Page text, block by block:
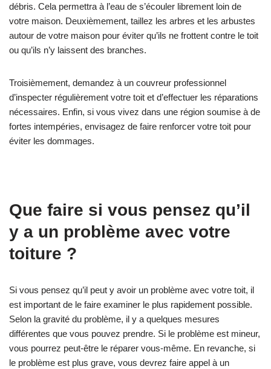
débris. Cela permettra à l’eau de s’écouler librement loin de
votre maison. Deuxièmement, taillez les arbres et les arbustes
autour de votre maison pour éviter qu’ils ne frottent contre le toit
ou qu’ils n’y laissent des branches.
Troisièmement, demandez à un couvreur professionnel
d’inspecter régulièrement votre toit et d’effectuer les réparations
nécessaires. Enfin, si vous vivez dans une région soumise à de
fortes intempéries, envisagez de faire renforcer votre toit pour
éviter les dommages.
Que faire si vous pensez qu’il
y a un problème avec votre
toiture ?
Si vous pensez qu’il peut y avoir un problème avec votre toit, il
est important de le faire examiner le plus rapidement possible.
Selon la gravité du problème, il y a quelques mesures
différentes que vous pouvez prendre. Si le problème est mineur,
vous pourrez peut-être le réparer vous-même. En revanche, si
le problème est plus grave, vous devrez faire appel à un